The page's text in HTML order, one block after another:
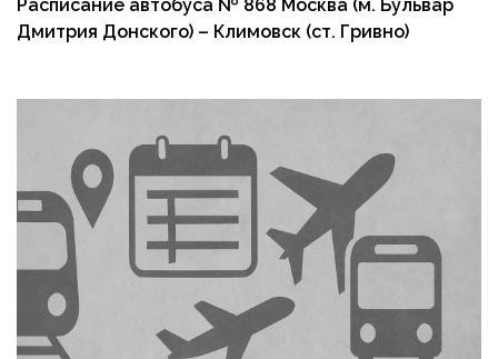
Расписание автобуса № 868 Москва (м. Бульвар
Дмитрия Донского) – Климовск (ст. Гривно)